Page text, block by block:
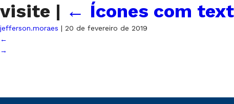
visite | ← Ícones com
jefferson.moraes | 20 de fevereiro de 2019
←
→